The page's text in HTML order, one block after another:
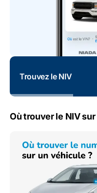
Trouvez le NIV
Où trouver le NIV